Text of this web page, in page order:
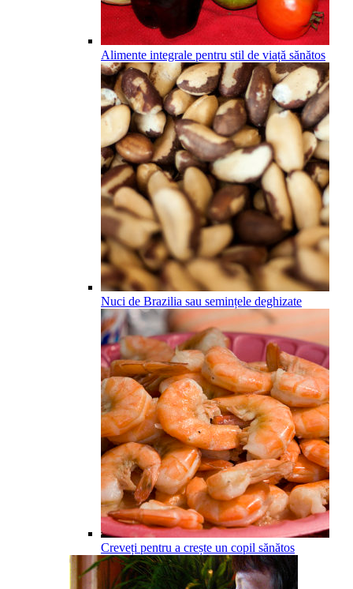
Alimente integrale pentru stil de viață sănătos
Nuci de Brazilia sau semințele deghizate
Creveți pentru a crește un copil sănătos